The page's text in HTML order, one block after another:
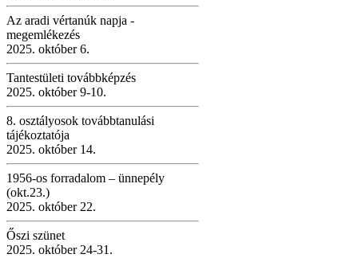
Az aradi vértanúk napja -
megemlékezés
2025. október 6.
Tantestületi továbbképzés
2025. október 9-10.
8. osztályosok továbbtanulási
tájékoztatója
2025. október 14.
1956-os forradalom – ünnepély
(okt.23.)
2025. október 22.
Őszi szünet
2025. október 24-31.